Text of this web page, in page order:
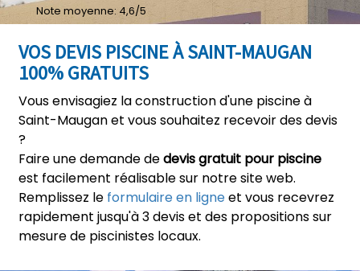
VOS DEVIS PISCINE À SAINT-MAUGAN
100% GRATUITS
Vous envisagiez la construction d'une piscine à
Saint-Maugan et vous souhaitez recevoir des devis
?
Faire une demande dedevis gratuit pour piscine
est facilement réalisable sur notre site web.
Remplissez le formulaire en ligneet vous recevrez
rapidement jusqu'à 3 devis et des propositions sur
mesure de piscinistes locaux.
Note moyenne: 4,6/5